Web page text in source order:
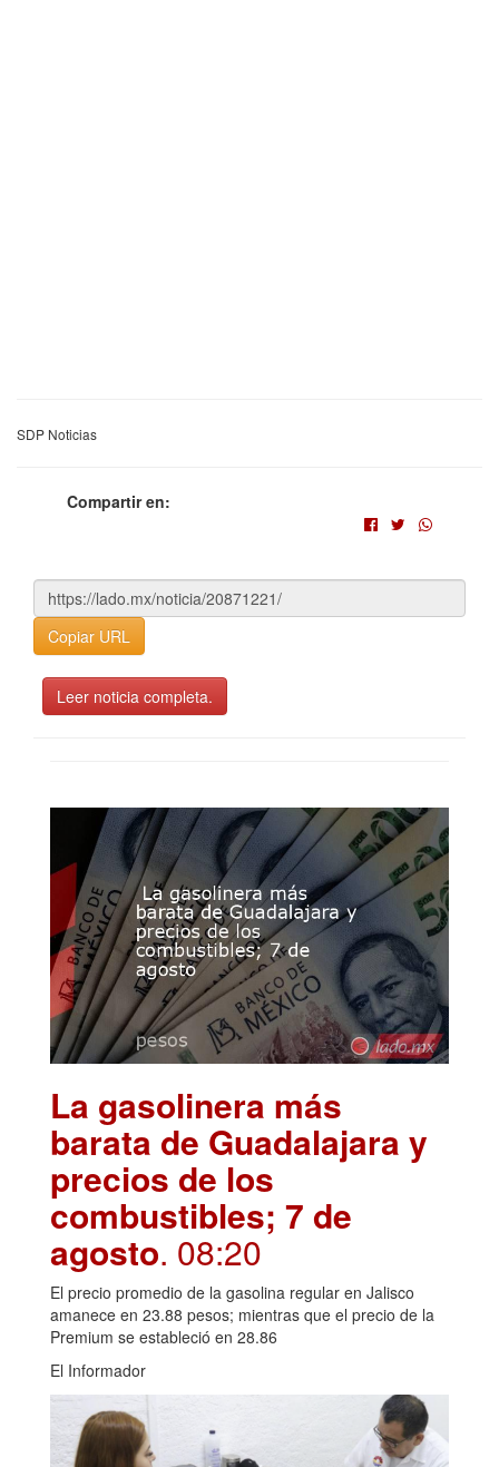
SDP Noticias
Compartir en:
Copiar URL
Leer noticia completa.
La gasolinera más
barata de Guadalajara y
precios de los
combustibles; 7 de
agosto. 08:20
El precio promedio de la gasolina regular en Jalisco
amanece en 23.88 pesos; mientras que el precio de la
Premium se estableció en 28.86
El Informador